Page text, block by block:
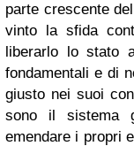
parte crescente
vinto la sfida
liberarlo lo stato
fondamentali e di
giusto nei suoi
sono il sistema
emendare i propri